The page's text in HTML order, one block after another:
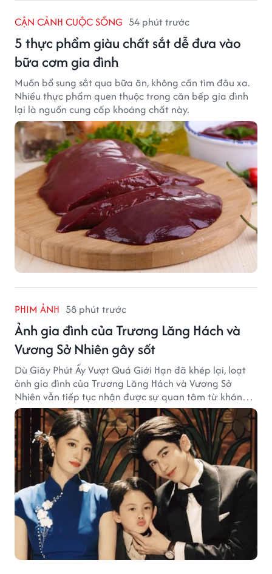
CẬN CẢNH CUỘC SỐNG 54 phút trước
5 thực phẩm giàu chất sắt dễ đưa vào
bữa cơm gia đình
Muốn bổ sung sắt qua bữa ăn, không cần tìm đâu xa.
Nhiều thực phẩm quen thuộc trong căn bếp gia đình
lại là nguồn cung cấp khoáng chất này.
PHIM ẢNH 58 phút trước
Ảnh gia đình của Trương Lăng Hách và
Vương Sở Nhiên gây sốt
Dù Giây Phút Ấy Vượt Quá Giới Hạn đã khép lại, loạt
ảnh gia đình của Trương Lăng Hách và Vương Sở
Nhiên vẫn tiếp tục nhận được sự quan tâm từ khán
giả.